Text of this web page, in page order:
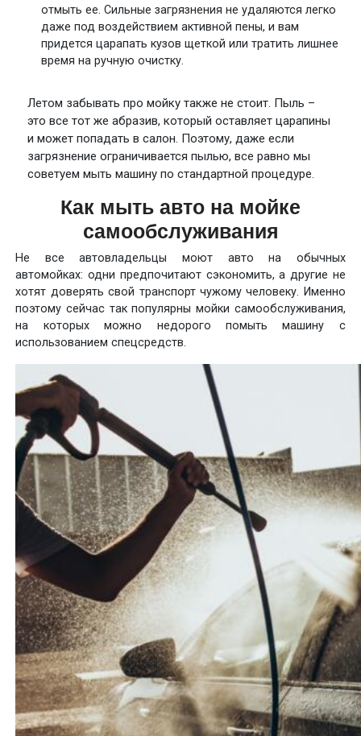
отмыть ее. Сильные загрязнения не удаляются легко
даже под воздействием активной пены, и вам
придется царапать кузов щеткой или тратить лишнее
время на ручную очистку.
Летом забывать про мойку также не стоит. Пыль –
это все тот же абразив, который оставляет царапины
и может попадать в салон. Поэтому, даже если
загрязнение ограничивается пылью, все равно мы
советуем мыть машину по стандартной процедуре.
Как мыть авто на мойке
самообслуживания
Не все автовладельцы моют авто на обычных
автомойках: одни предпочитают сэкономить, а другие не
хотят доверять свой транспорт чужому человеку. Именно
поэтому сейчас так популярны мойки самообслуживания,
на которых можно недорого помыть машину с
использованием спецсредств.